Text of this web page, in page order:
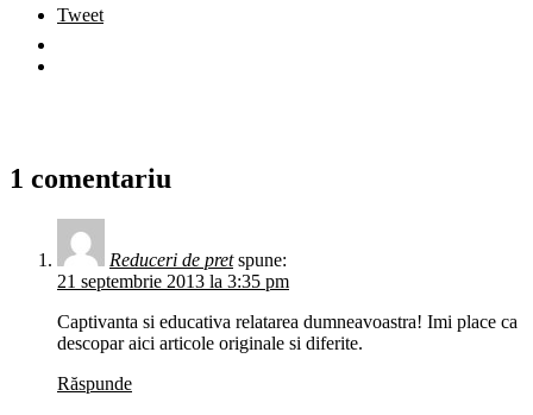
Tweet
1 comentariu
Reduceri de pret spune:
21 septembrie 2013 la 3:35 pm
Captivanta si educativa relatarea dumneavoastra! Imi place ca
descopar aici articole originale si diferite.
Răspunde